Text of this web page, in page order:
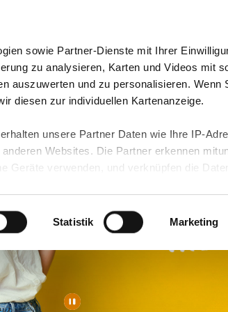
sowie Partner-Dienste mit Ihrer
zu analysieren, Karten und Videos mit
auszuwerten und zu personalisieren. Wenn
diesen zur individuellen Kartenanzeige.
unsere Partner Daten wie Ihre IP-
Websites. Die Partner erkennen
Geräte verwenden, und verknüpfen die Daten
gleichwertiges Datenschutzniveau
und in unsererCookie-
diese Zwecke aktiviert sind, müssen Sie
Buttons über Ihre Einwilligung für
stets für die Zukunft widerrufen. Bitte
Statistik Marketing
Freiwilligendienst Ausland In